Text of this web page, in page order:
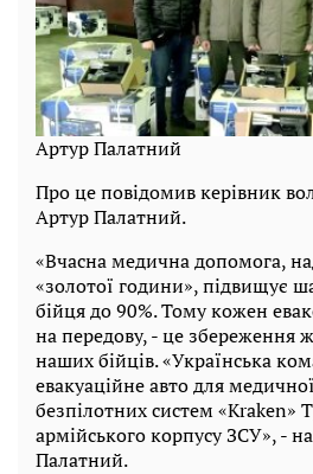
Артур Палатний
Про це повідомив керівник
Артур Палатний.
«Вчасна медична допомога,
«золотої години», підвищує
бійця до 90%. Тому кожен
на передову, - це збереження
наших бійців. «Українська
евакуаційне авто для
безпілотних систем «Kraken»
армійського корпусу ЗСУ», -
Палатний.